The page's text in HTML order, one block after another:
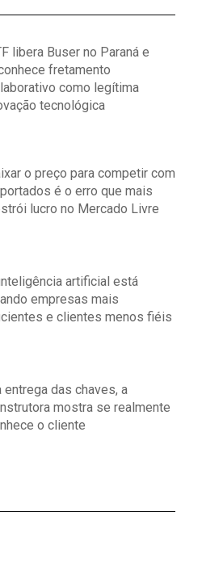
libera Buser no Paraná e
fretamento
como legítima
tecnológica
o preço para competir com
é o erro que mais
lucro no Mercado Livre
artificial está
empresas mais
e clientes menos fiéis
entrega das chaves, a
mostra se realmente
o cliente